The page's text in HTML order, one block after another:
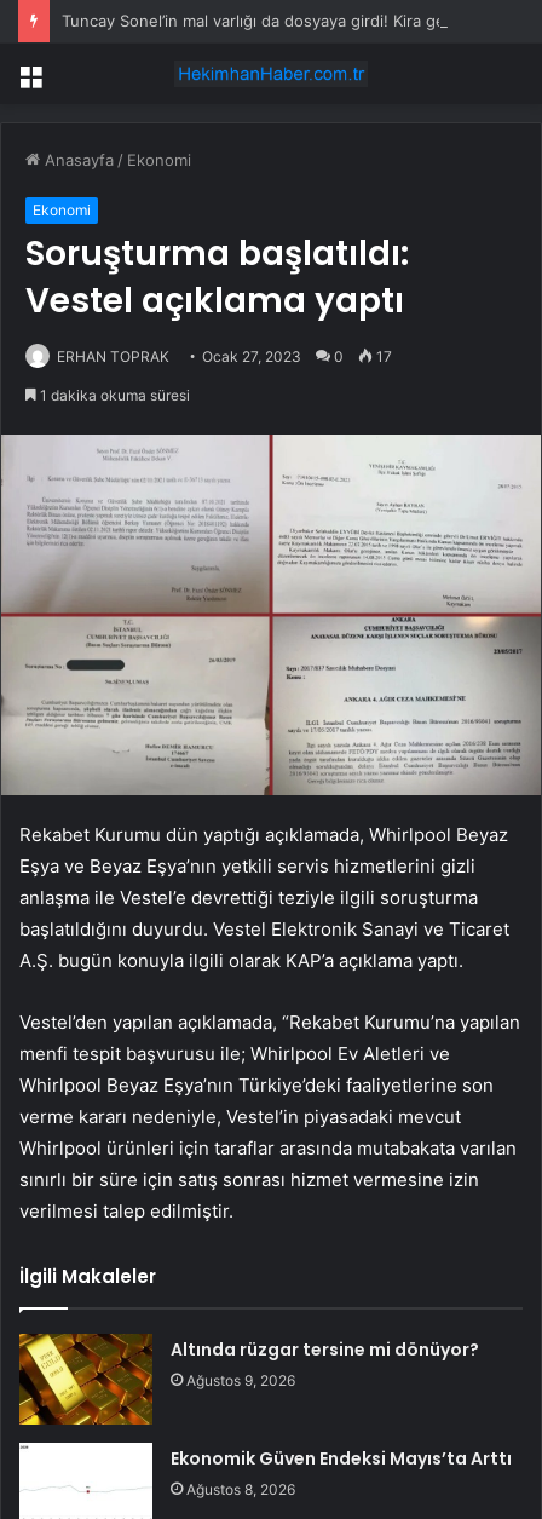
Menü
Anasayfa / Ekonomi
Ekonomi
Soruşturma başlatıldı:
Vestel açıklama yaptı
ERHAN TOPRAK Ocak 27, 2023 0 17
1 dakika okuma süresi
Rekabet Kurumu dün yaptığı açıklamada, Whirlpool Beyaz
Eşya ve Beyaz Eşya’nın yetkili servis hizmetlerini gizli
anlaşma ile Vestel’e devrettiği teziyle ilgili soruşturma
başlatıldığını duyurdu. Vestel Elektronik Sanayi ve Ticaret
A.Ş. bugün konuyla ilgili olarak KAP’a açıklama yaptı.
Vestel’den yapılan açıklamada, “Rekabet Kurumu’na yapılan
menfi tespit başvurusu ile; Whirlpool Ev Aletleri ve
Whirlpool Beyaz Eşya’nın Türkiye’deki faaliyetlerine son
verme kararı nedeniyle, Vestel’in piyasadaki mevcut
Whirlpool ürünleri için taraflar arasında mutabakata varılan
sınırlı bir süre için satış sonrası hizmet vermesine izin
verilmesi talep edilmiştir.
İlgili Makaleler
Altında rüzgar tersine mi dönüyor?
Ağustos 9, 2026
Ekonomik Güven Endeksi Mayıs’ta Arttı
Ağustos 8, 2026